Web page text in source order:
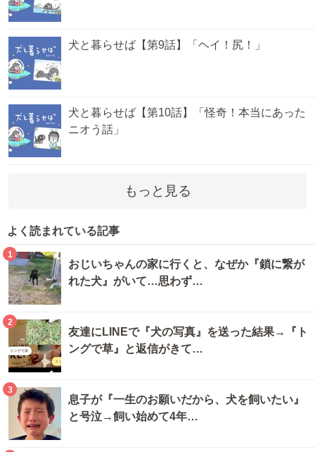
犬と暮らせば【第9話】「ヘイ！尻！」
犬と暮らせば【第10話】「怪奇！本当にあった
ニオう話」
もっと見る
よく読まれている記事
1
おじいちゃんの家に行くと、なぜか『鎖に繋が
れた犬』がいて…思わず…
2
友達にLINEで『犬の写真』を送った結果→『ト
ングで草』と返信がきて…
3
息子が『一生のお願いだから、犬を飼いたい』
と号泣→飼い始めて4年…